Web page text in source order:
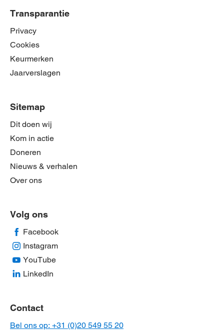
Transparantie
Privacy
Cookies
Keurmerken
Jaarverslagen
Sitemap
Dit doen wij
Kom in actie
Doneren
Nieuws & verhalen
Over ons
Volg ons
Facebook
Instagram
YouTube
LinkedIn
Contact
Bel ons op: +31 (0)20 549 55 20